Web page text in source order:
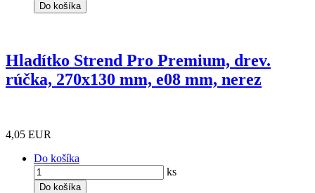
Do košíka
Hladítko Strend Pro Premium, drev.
rúčka, 270x130 mm, e08 mm, nerez
4,05 EUR
Do košíka
ks
Do košíka